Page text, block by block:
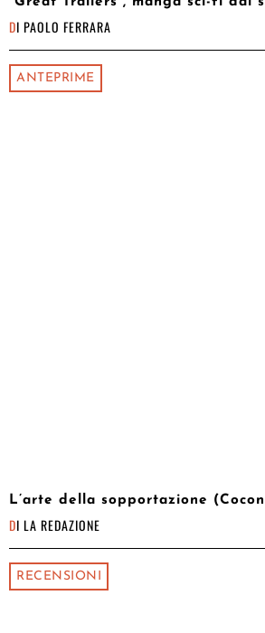
DI PAOLO FERRARA
ANTEPRIME
L’arte della sopportazione
DI LA REDAZIONE
RECENSIONI